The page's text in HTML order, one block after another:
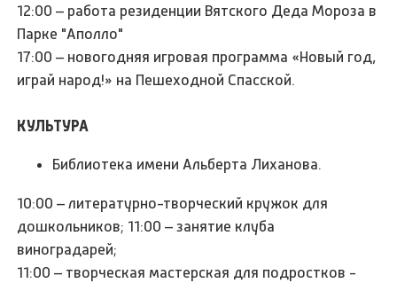
12:00 – работа резиденции Вятского Деда Мороза в
Парке "Аполло"
17:00 – новогодняя игровая программа «Новый год,
играй народ!» на Пешеходной Спасской.
КУЛЬТУРА
Библиотека имени Альберта Лиханова.
10:00 – литературно-творческий кружок для
дошкольников; 11:00 – занятие клуба
виноградарей;
11:00 – творческая мастерская для подростков -